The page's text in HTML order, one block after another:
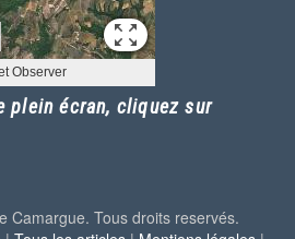
plein écran, cliquez sur
Camargue. Tous droits reservés.